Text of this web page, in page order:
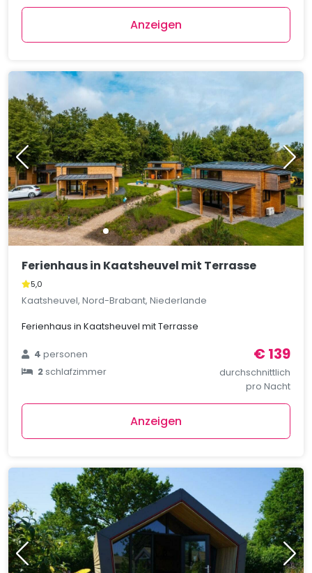
Anzeigen
Ferienhaus in Kaatsheuvel mit Terrasse
5,0
Kaatsheuvel, Nord-Brabant, Niederlande
Ferienhaus in Kaatsheuvel mit Terrasse
4personen
2schlafzimmer
€ 139
durchschnittlich
pro Nacht
Anzeigen